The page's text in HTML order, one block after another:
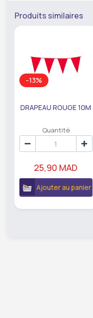
Produits similaires
-13%
DRAPEAU ROUGE 10M
Quantité
25,90 MAD
Ajouter au panier